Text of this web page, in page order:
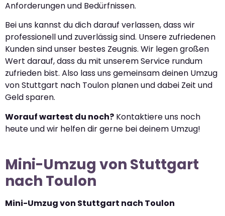
Anforderungen und Bedürfnissen.
Bei uns kannst du dich darauf verlassen, dass wir
professionell und zuverlässig sind. Unsere zufriedenen
Kunden sind unser bestes Zeugnis. Wir legen großen
Wert darauf, dass du mit unserem Service rundum
zufrieden bist. Also lass uns gemeinsam deinen Umzug
von Stuttgart nach Toulon planen und dabei Zeit und
Geld sparen.
Worauf wartest du noch? Kontaktiere uns noch
heute und wir helfen dir gerne bei deinem Umzug!
Mini-Umzug von Stuttgart
nach Toulon
Mini-Umzug von Stuttgart nach Toulon